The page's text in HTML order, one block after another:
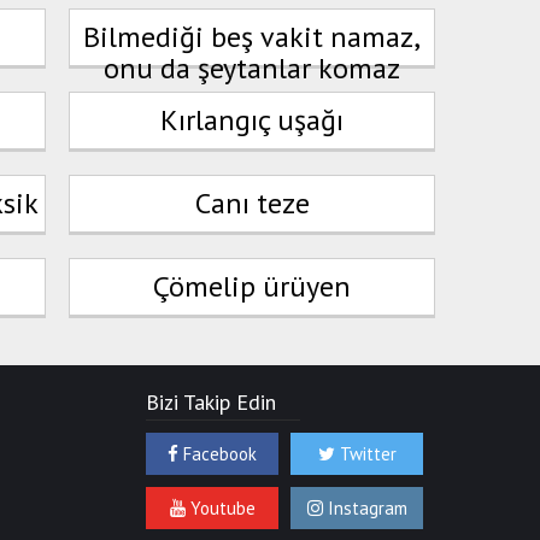
Bilmediği beş vakit namaz,
onu da şeytanlar komaz
Kırlangıç uşağı
Canı teze
Çömelip ürüyen
Bizi Takip Edin
Facebook Twitter
Youtube Instagram